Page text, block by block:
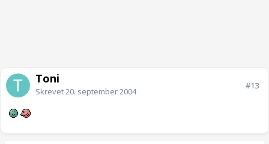
Toni
Skrevet20. september 2004
#13